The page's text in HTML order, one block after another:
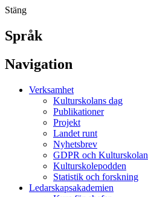
Stäng
Språk
Navigation
Verksamhet
Kulturskolans dag
Publikationer
Projekt
Landet runt
Nyhetsbrev
GDPR och Kulturskolan
Kulturskolepodden
Statistik och forskning
Ledarskapsakademien